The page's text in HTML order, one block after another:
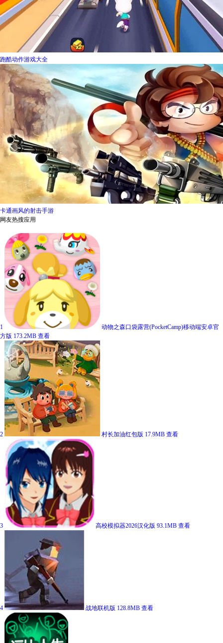
跑酷动作游戏大全
卡通画风的射击手游
网友热搜应用
1
动物之森口袋露营(PocketCamp)移动端安卓官
方版 173.2MB 查看
2 村长加油红包版 17.9MB 查看
3 高校模拟器2026汉化版 93.1MB 查看
4 战地联机版 128.8MB 查看